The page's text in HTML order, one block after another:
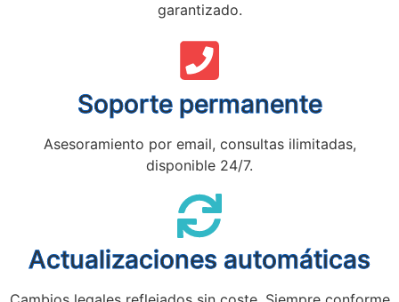
garantizado.
Soporte permanente
Asesoramiento por email, consultas ilimitadas,
disponible 24/7.
Actualizaciones automáticas